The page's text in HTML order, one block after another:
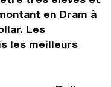
en Dram à
Les
les meilleurs